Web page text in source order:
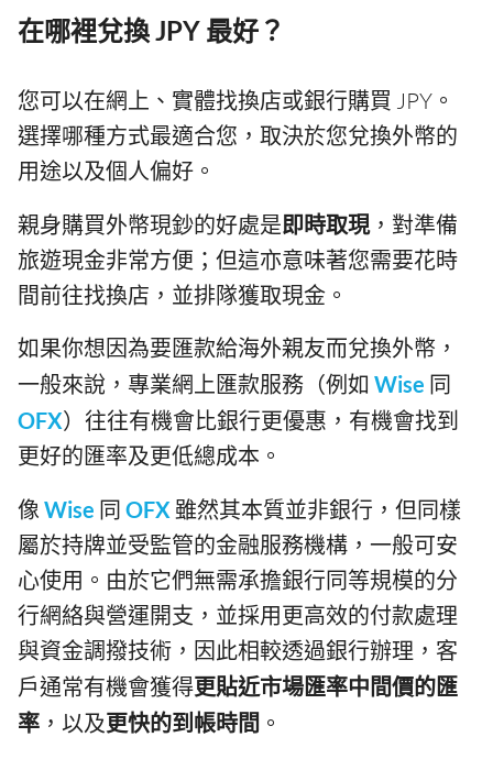
在哪裡兌換 JPY 最好？
您可以在網上、實體找換店或銀行購買 JPY。
選擇哪種方式最適合您，取決於您兌換外幣的
用途以及個人偏好。
親身購買外幣現鈔的好處是 即時取現，對準備
旅遊現金非常方便；但這亦意味著您需要花時
間前往找換店，並排隊獲取現金。
如果你想因為要匯款給海外親友而兌換外幣，
一般來說，專業網上匯款服務（例如 Wise 同
OFX）往往有機會比銀行更優惠，有機會找到
更好的匯率及更低總成本。
像 Wise 同 OFX 雖然其本質並非銀行，但同樣
屬於持牌並受監管的金融服務機構，一般可安
心使用。由於它們無需承擔銀行同等規模的分
行網絡與營運開支，並採用更高效的付款處理
與資金調撥技術，因此相較透過銀行辦理，客
戶通常有機會獲得更貼近市場匯率中間價的匯
率 ，以及更快的到帳時間 。